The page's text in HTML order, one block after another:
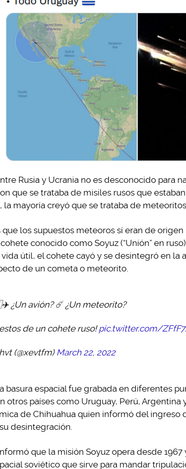
Rusia y Ucrania no es desconocido para
que se trataba de misiles rusos que
la mayoría creyó que se trataba de
que los supuestos meteoros sí eran de
conocido como Soyuz (“Unión” en
vida útil, el cohete cayó y se desintegró en la
de un cometa o meteorito.
avión? ☄️ ¿Un meteorito?
de un cohete ruso!pic.twitter.com/
(@xevtfm)March 22, 2022
basura espacial fue grabada en diferentes
otros países como Uruguay, Perú, Argentina
de Chihuahua quien informó del ingreso
desintegración.
que la misión Soyuz opera desde
soviético que sirve para mandar